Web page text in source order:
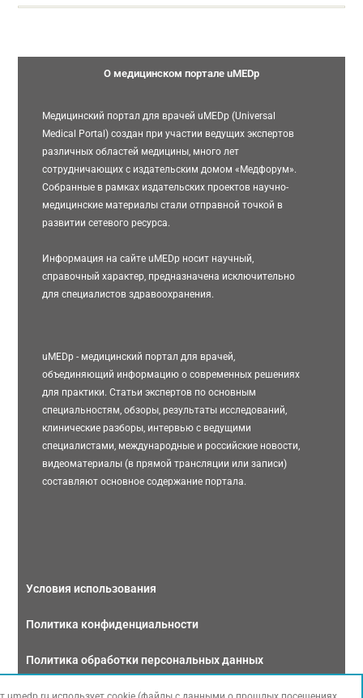
О медицинском портале uMEDp
Медицинский портал для врачей uMEDp (Universal
Medical Portal) создан при участии ведущих экспертов
различных областей медицины, много лет
сотрудничающих с издательским домом «Медфорум».
Собранные в рамках издательских проектов научно-
медицинские материалы стали отправной точкой в
развитии сетевого ресурса.
Информация на сайте uMEDp носит научный,
справочный характер, предназначена исключительно
для специалистов здравоохранения.
uMEDp - медицинский портал для врачей,
объединяющий информацию о современных решениях
для практики. Статьи экспертов по основным
специальностям, обзоры, результаты исследований,
клинические разборы, интервью с ведущими
специалистами, международные и российские новости,
видеоматериалы (в прямой трансляции или записи)
составляют основное содержание портала.
Условия использования
Политика конфиденциальности
Политика обработки персональных данных
Связаться с нами